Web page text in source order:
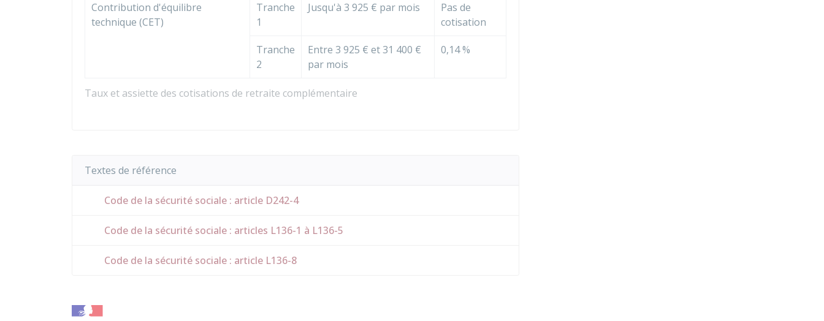
Taux et assiette des cotisations de retraite complémentaire
Contribution d'équilibre
technique (CET)
Tranche
1
Jusqu'à 3 925 € par mois
Pas de
cotisation
Tranche
2
Entre 3 925 € et31 400 €
par mois
0,14 %
Textes de référence
Code de la sécurité sociale : article D242-4
Code de la sécurité sociale : articles L136-1 à L136-5
Code de la sécurité sociale : article L136-8